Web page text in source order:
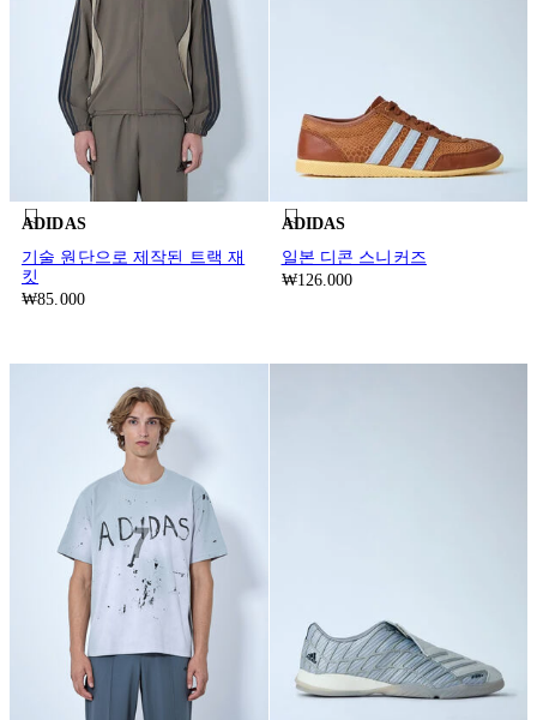
ADIDAS
기술 원단으로 제작된 트랙 재
킷
₩85.000
ADIDAS
일본 디콘 스니커즈
₩126.000